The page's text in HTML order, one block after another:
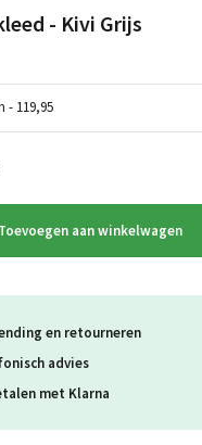
- Kivi Grijs
- 119,95
Toevoegen aan winkelwagen
en retourneren
advies
met Klarna